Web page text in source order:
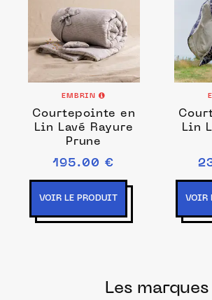
EMBRIN
Courtepointe en
Lin Lavé Rayure
Prune
195.00 €
VOIR LE PRODUIT
Lin
VOIR
Les marques